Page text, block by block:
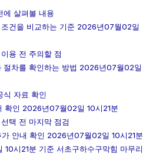
에 살펴볼 내용
조건을 비교하는 기준 2026년07월02일
용 전 주의할 점
절차를 확인하는 방법 2026년07월02일
식 자료 확인
확인 2026년07월02일 10시21분
택 전 마지막 점검
가 안내 확인 2026년07월02일 10시21분
시21분 기준 서초구하수구막힘 마무리